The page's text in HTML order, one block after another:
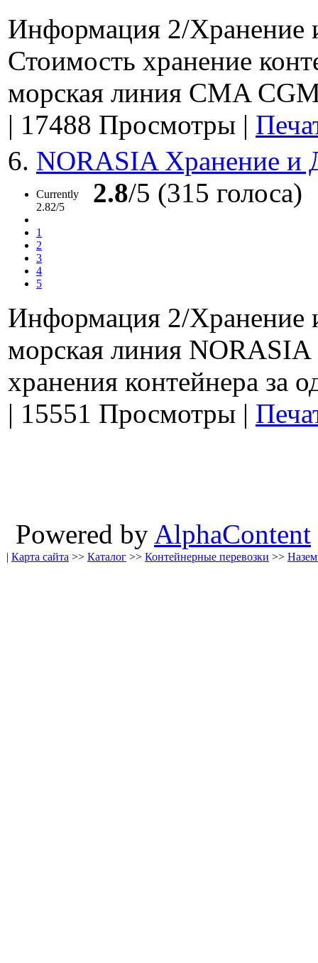
Информация 2/Хранение
Стоимость хранение
морская линия CMA
| 17488 Просмотры |
6. NORASIA Хранение и
Currently
2.82/5
1
2
3
4
5
2.8/5 (315 голоса)
Информация 2/Хранение
морская линия
хранения контейнера за
| 15551 Просмотры |
Powered by AlphaContent
| Карта сайта >> Каталог >> Контейнерные перевозки >>